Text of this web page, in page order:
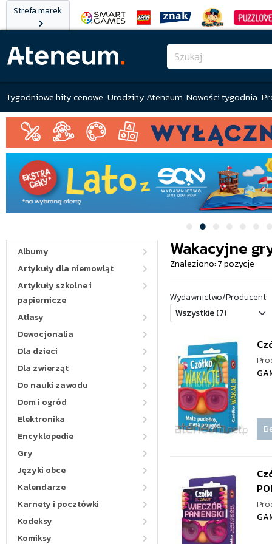
Strefa marek
Tygodniowe hity cenowe Urodziny Ateneum Nowości tygodnia
Albumy
Artykuły dla niemowląt
Artykuły szkolne i
papiernicze
Atlasy
Dewocjonalia
Dla dzieci
Dla zwierząt
Do nauki zawodu
Dom i ogród
Elektronika
Encyklopedie
Gry
Języki obce
Kalendarze
Karnety i pocztówki
Kodeksy
Komiksy
Wakacyjne
Znaleziono: 7 pozycje
Wydawnictwo/Producent: